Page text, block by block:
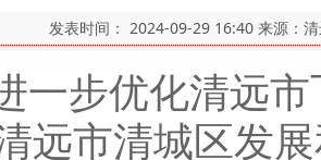
发表时间： 2024-09-29 16:40 来源：
步优化清远市
远市清城区发